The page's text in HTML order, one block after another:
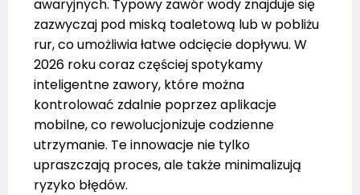
awaryjnych. Typowy zawór wody znajduje się
zazwyczaj pod miską toaletową lub w pobliżu
rur, co umożliwia łatwe odcięcie dopływu. W
2026 roku coraz częściej spotykamy
inteligentne zawory, które można
kontrolować zdalnie poprzez aplikacje
mobilne, co rewolucjonizuje codzienne
utrzymanie. Te innowacje nie tylko
upraszczają proces, ale także minimalizują
ryzyko błędów.